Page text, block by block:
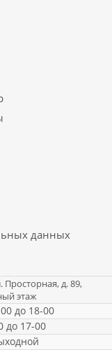
данных
Просторная, д. 89,
этаж
до 18-00
до 17-00